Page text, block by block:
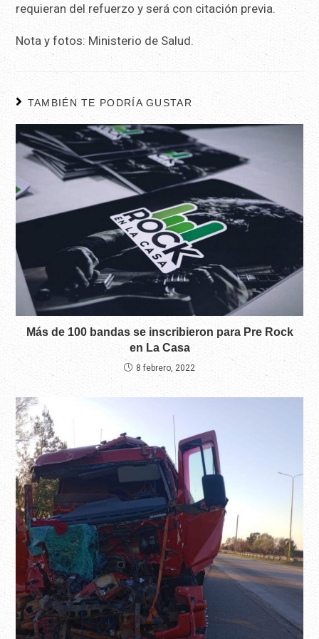
requieran del refuerzo y será con citación previa.
Nota y fotos: Ministerio de Salud.
TAMBIÉN TE PODRÍA GUSTAR
Más de 100 bandas se inscribieron para Pre Rock
en La Casa
8 febrero, 2022